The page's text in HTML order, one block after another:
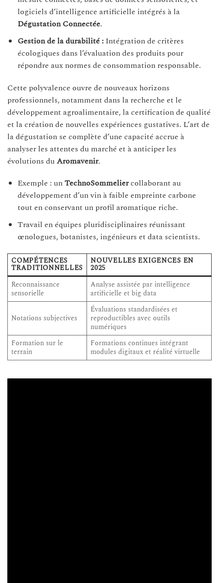
logiciels d’intelligence artificielle intégrés à la
Dégustation Connectée.
Gestion de la durabilité :Intégration de critères
écologiques dans l’évaluation des produits pour
répondre aux normes de consommation responsable.
Cette polyvalence ouvre de nouveaux horizons
professionnels, notamment dans la recherche et le
développement agroalimentaire, la certification de qualité
et la création de nouvelles expériences gustatives. L’art de
la dégustation se complète d’une capacité accrue à
analyser les attentes du marché et à anticiper les
évolutions duAromavenir.
Exemple : unTechnoSommeliercollaborant au
développement d’un vin à faible empreinte carbone
tout en conservant un profil aromatique riche.
Travail en équipes pluridisciplinaires réunissant
œnologues, botanistes, ingénieurs et data scientists.
COMPÉTENCES
TRADITIONNELLES
NOUVELLES EXIGENCES EN
2025
Reconnaissance
sensorielle
Analyse assistée par intelligence
artificielle et big data
Notations subjectives
Évaluations standardisées et
reproductibles avec outils
numériques
Formation sur le
terrain
Formations continues intégrant
modules digitaux et réalité virtuelle